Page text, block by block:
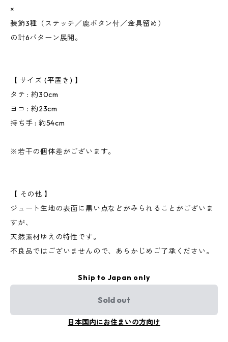
×
装飾3種（ステッチ／鹿ボタン付／金具留め）
の計6パターン展開。
【 サイズ (平置き) 】
タテ : 約30cm
ヨコ : 約23cm
持ち手 : 約54cm
※若干の個体差がございます。
【 その他 】
ジュート生地の表面に黒い点などがみられることがございま
すが、
天然素材ゆえの特性です。
不良品ではございませんので、あらかじめご了承ください。
Ship to Japan only
Sold out
日本国内にお住まいの方向け